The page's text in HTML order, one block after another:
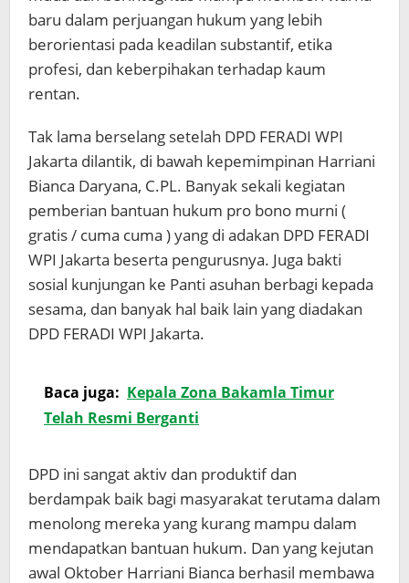
baru dalam perjuangan hukum yang lebih
berorientasi pada keadilan substantif, etika
profesi, dan keberpihakan terhadap kaum
rentan.
Tak lama berselang setelah DPD FERADI WPI
Jakarta dilantik, di bawah kepemimpinan Harriani
Bianca Daryana, C.PL. Banyak sekali kegiatan
pemberian bantuan hukum pro bono murni (
gratis / cuma cuma ) yang di adakan DPD FERADI
WPI Jakarta beserta pengurusnya. Juga bakti
sosial kunjungan ke Panti asuhan berbagi kepada
sesama, dan banyak hal baik lain yang diadakan
DPD FERADI WPI Jakarta.
Baca juga: Kepala Zona Bakamla Timur
Telah Resmi Berganti
DPD ini sangat aktiv dan produktif dan
berdampak baik bagi masyarakat terutama dalam
menolong mereka yang kurang mampu dalam
mendapatkan bantuan hukum. Dan yang kejutan
awal Oktober Harriani Bianca berhasil membawa